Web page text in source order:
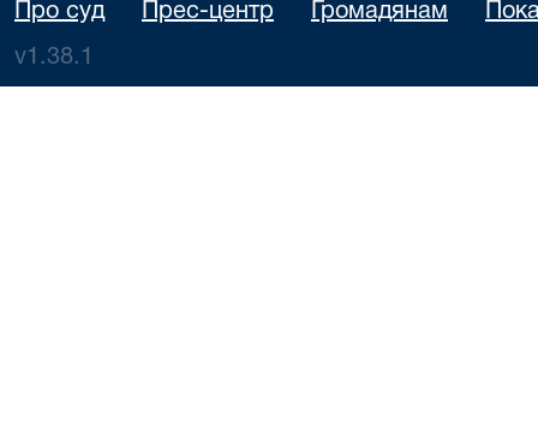
Про суд Прес-центр Громадянам
v1.38.1